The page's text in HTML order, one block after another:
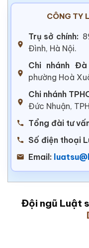
CÔNG TY
Trụ sở chính:
Đình, Hà Nội.
Chi nhánh Đà
phường Hoà
Chi nhánh
Đức Nhuận,
Tổng đài tư
Số điện thoại
Email:
Đội ngũ Luật